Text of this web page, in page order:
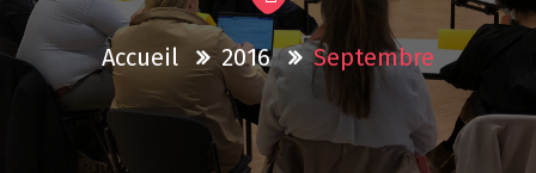
Accueil 2016 Septembre